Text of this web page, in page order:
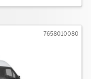
7658010080